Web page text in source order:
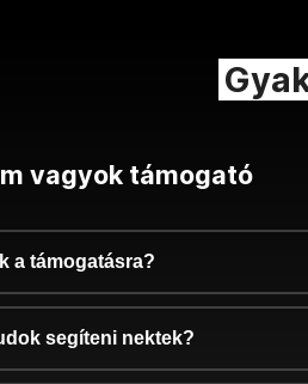
vagyok támogató
a támogatásra?
segíteni nektek?